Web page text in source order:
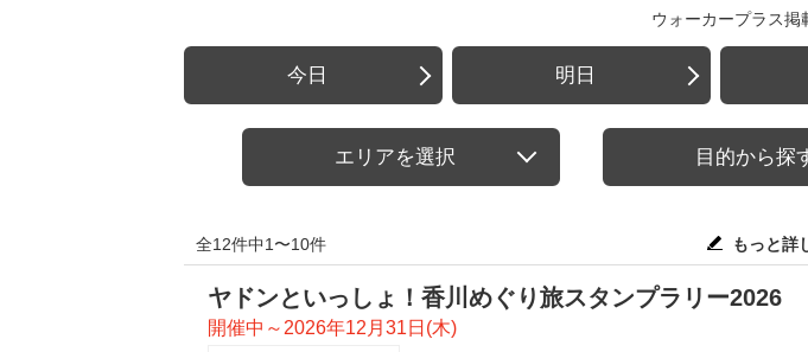
ウォーカープラス掲
今日 明日
エリアを選択 目的から探
全12件中1〜10件 もっと詳
ヤドンといっしょ！香川めぐり旅スタンプラリー2026
開催中～2026年12月31日(木)